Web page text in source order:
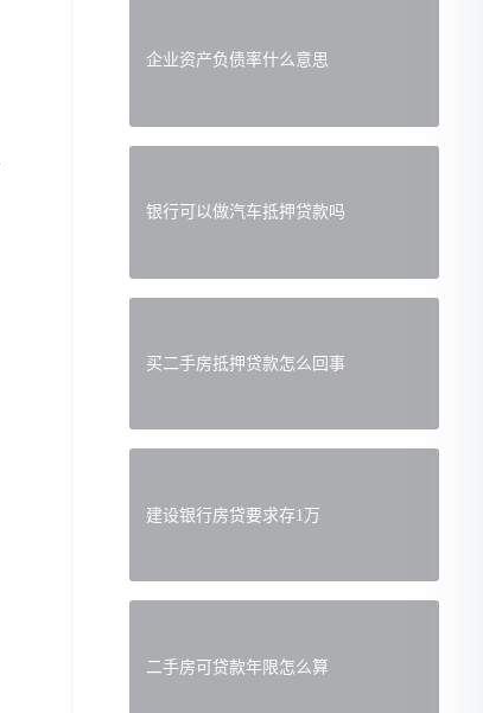
企业资产负债率什么意思
银行可以做汽车抵押贷款吗
买二手房抵押贷款怎么回事
建设银行房贷要求存1万
二手房可贷款年限怎么算